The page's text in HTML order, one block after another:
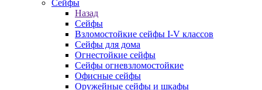
Сейфы
Назад
Сейфы
Взломостойкие сейфы I-V классов
Сейфы для дома
Огнестойкие сейфы
Сейфы огневзломостойкие
Офисные сейфы
Оружейные сейфы и шкафы